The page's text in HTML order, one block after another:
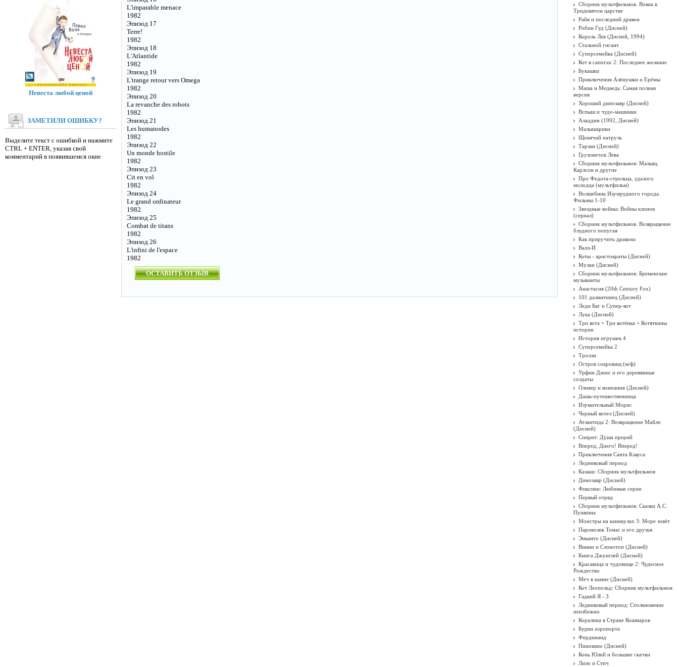
L'imparable menace
1982
Эпизод 17
Terre!
1982
Эпизод 18
L'Atlantide
1982
Эпизод 19
L'trange retour vers Omega
1982
Эпизод 20
La revanche des robots
1982
Эпизод 21
Les humanodes
1982
Эпизод 22
Un monde hostile
1982
Эпизод 23
Cit en vol
1982
Эпизод 24
Le grand ordinateur
1982
Эпизод 25
Combat de titans
1982
Эпизод 26
L'infini de l'espace
1982
ОСТАВИТЬ ОТЗЫВ
Невеста любой ценой
ЗАМЕТИЛИ ОШИБКУ?
Выделите текст с ошибкой и нажмите
CTRL + ENTER, указав свой
комментарий в появившемся окне
Сборник мультфильмов. Вовка в
Тридевятом царстве
Райя и последний дракон
Робин Гуд (Дисней)
Король Лев (Дисней, 1994)
Стальной гигант
Суперсемейка (Дисней)
Кот в сапогах 2: Последнее желание
Букашки
Приключения Алёнушки и Ерёмы
Маша и Медведь: Самая полная
версия
Хороший динозавр (Дисней)
Вспыш и чудо-машинки
Аладдин (1992, Дисней)
Малышарики
Щенячий патруль
Тарзан (Дисней)
Грузовичок Лева
Сборник мультфильмов: Малыш,
Карлсон и другие
Про Федота-стрельца, удалого
молодца (мультфильм)
Волшебник Изумрудного города.
Фильмы 1-10
Звездные войны: Войны клонов
(сериал)
Сборник мультфильмов. Возвращение
блудного попугая
Как приручить дракона
Валл-И
Коты - аристократы (Дисней)
Мулан (Дисней)
Сборник мультфильмов: Бременские
музыканты
Анастасия (20th Century Fox)
101 далматинец (Дисней)
Леди Баг и Супер-кот
Лука (Дисней)
Три кота + Три котёнка + Котяткины
истории
История игрушек 4
Суперсемейка 2
Тролли
Остров сокровищ (м/ф)
Урфин Джюс и его деревянные
солдаты
Оливер и компания (Дисней)
Даша-путешественница
Изумительный Морис
Черный котел (Дисней)
Атлантида 2: Возвращение Майло
(Дисней)
Спирит: Душа прерий
Вперед, Диего! Вперед!
Приключения Санта Клауса
Ледниковый период
Казаки: Сборник мультфильмов
Динозавр (Дисней)
Фиксики: Любимые серии
Первый отряд
Сборник мультфильмов: Сказки А.С.
Пушкина
Монстры на каникулах 3: Море зовёт
Паровозик Томас и его друзья
Энканто (Дисней)
Винни и Слонотоп (Дисней)
Книга Джунглей (Дисней)
Красавица и чудовище 2: Чудесное
Рождество
Меч в камне (Дисней)
Кот Леопольд: Сборник мультфильмов
Гадкий Я - 3
Ледниковый период: Столкновение
неизбежно
Коралина в Стране Кошмаров
Будни аэропорта
Фердинанд
Пиноккио (Дисней)
Конь Юлий и большие скачки
Лило и Стич